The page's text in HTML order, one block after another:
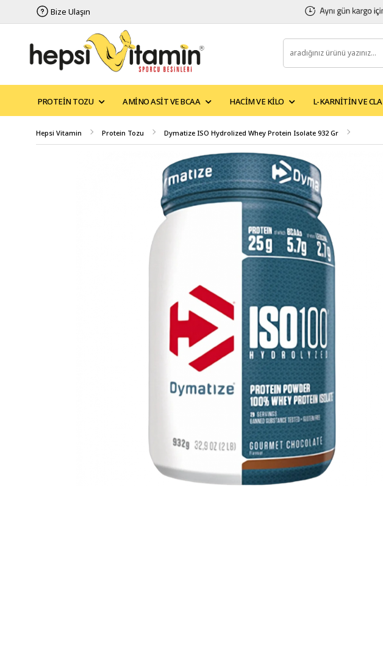
Bize Ulaşın
PROTEIN TOZU AMINO ASIT VE BCAA HACIM VE KILO L-KARNITIN VE CLA
Hepsi Vitamin Protein Tozu Dymatize ISO Hydrolized Whey Protein Isolate 932 Gr